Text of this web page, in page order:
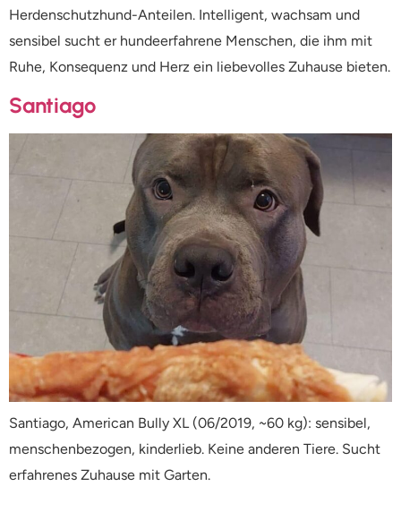
Herdenschutzhund-Anteilen. Intelligent, wachsam und
sensibel sucht er hundeerfahrene Menschen, die ihm mit
Ruhe, Konsequenz und Herz ein liebevolles Zuhause bieten.
Santiago
Santiago, American Bully XL (06/2019, ~60 kg): sensibel,
menschenbezogen, kinderlieb. Keine anderen Tiere. Sucht
erfahrenes Zuhause mit Garten.